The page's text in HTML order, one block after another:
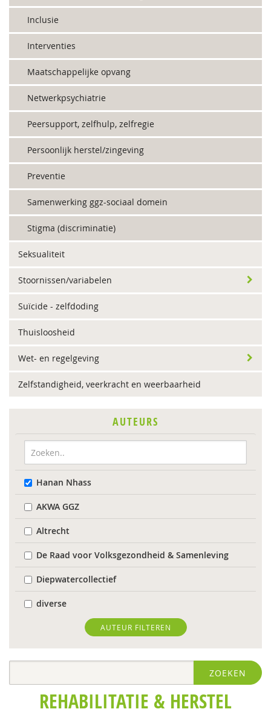
Inclusie
Interventies
Maatschappelijke opvang
Netwerkpsychiatrie
Peersupport, zelfhulp, zelfregie
Persoonlijk herstel/zingeving
Preventie
Samenwerking ggz-sociaal domein
Stigma (discriminatie)
Seksualiteit
Stoornissen/variabelen
Suïcide - zelfdoding
Thuisloosheid
Wet- en regelgeving
Zelfstandigheid, veerkracht en weerbaarheid
AUTEURS
Hanan Nhass
AKWA GGZ
Altrecht
De Raad voor Volksgezondheid & Samenleving
Diepwatercollectief
diverse
Diversen
Flenke
AUTEUR FILTEREN
ZOEKEN
REHABILITATIE & HERSTEL